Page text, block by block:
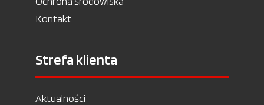
Kontakt
Strefa klienta
Aktualności